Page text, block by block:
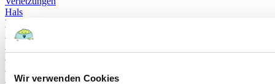
Wir verwenden Cookies
Hals
Halswirbelsäule
Hundegeschirr
Riemen
Helminthiasis
Rundwurm
Spulwurm